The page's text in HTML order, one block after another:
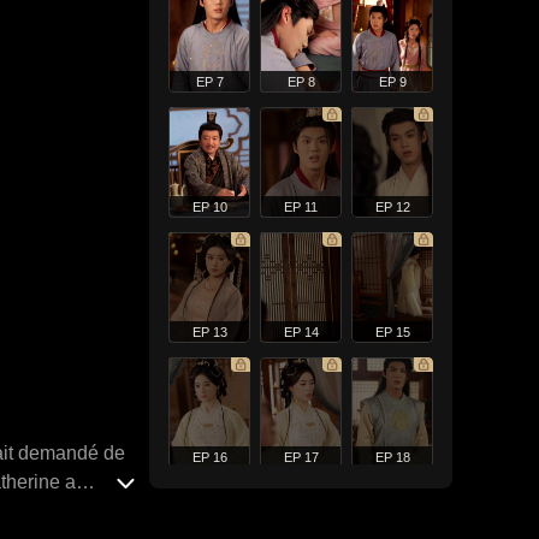
demandé de
a
EP 7 EP 8 EP 9
EP 10 EP 11 EP 12
EP 13 EP 14 EP 15
EP 16 EP 17 EP 18